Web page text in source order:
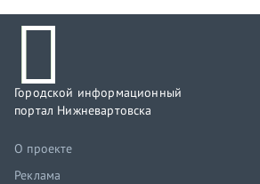
Городской информационный
портал Нижневартовска
О проекте
Реклама